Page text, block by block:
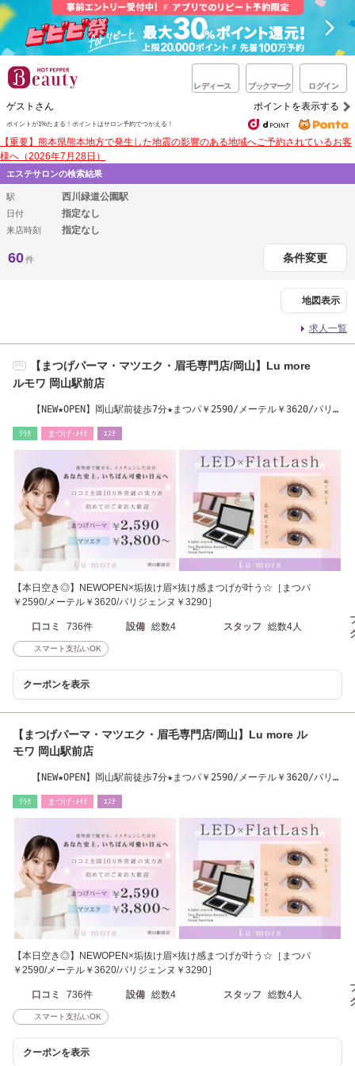
レディース ブックマーク ログイン
ゲストさん ポイントを表示する
ポイントが1%たまる！ ポイントはサロン予約でつかえる！
【重要】熊本県熊本地方で発生した地震の影響のある地域へご予約されているお客
様へ（2026年7月28日）
エステサロンの検索結果
駅 西川緑道公園駅
日付 指定なし
来店時刻 指定なし
60件 条件変更
地図表示
求人一覧
PR
【まつげパーマ・マツエク・眉毛専門店/岡山】Lu more
ルモワ 岡山駅前店
【NEW★OPEN】岡山駅前徒歩7分★まつパ￥2590/メーテル￥3620/パリ
ﾘﾗｸ まつげ･ﾒｲｸ ｴｽﾃ
【本日空き◎】NEWOPEN×垢抜け眉×抜け感まつげが叶う☆［まつパ
￥2590/メーテル￥3620/パリジェンヌ￥3290］
口コミ 736件 設備 総数4 スタッフ 総数4人
スマート支払いOK
クーポンを表示
【まつげパーマ・マツエク・眉毛専門店/岡山】Lu more ル
モワ 岡山駅前店
【NEW★OPEN】岡山駅前徒歩7分★まつパ￥2590/メーテル￥3620/パリ
ﾘﾗｸ まつげ･ﾒｲｸ ｴｽﾃ
【本日空き◎】NEWOPEN×垢抜け眉×抜け感まつげが叶う☆［まつパ
￥2590/メーテル￥3620/パリジェンヌ￥3290］
口コミ 736件 設備 総数4 スタッフ 総数4人
スマート支払いOK
クーポンを表示